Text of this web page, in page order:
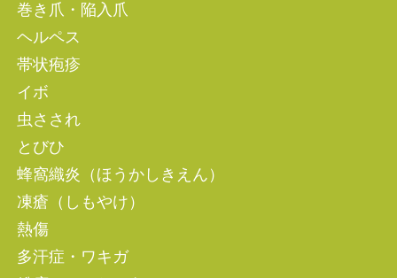
巻き爪・陥入爪
ヘルペス
帯状疱疹
イボ
虫さされ
とびひ
蜂窩織炎（ほうかしきえん）
凍瘡（しもやけ）
熱傷
多汗症・ワキガ